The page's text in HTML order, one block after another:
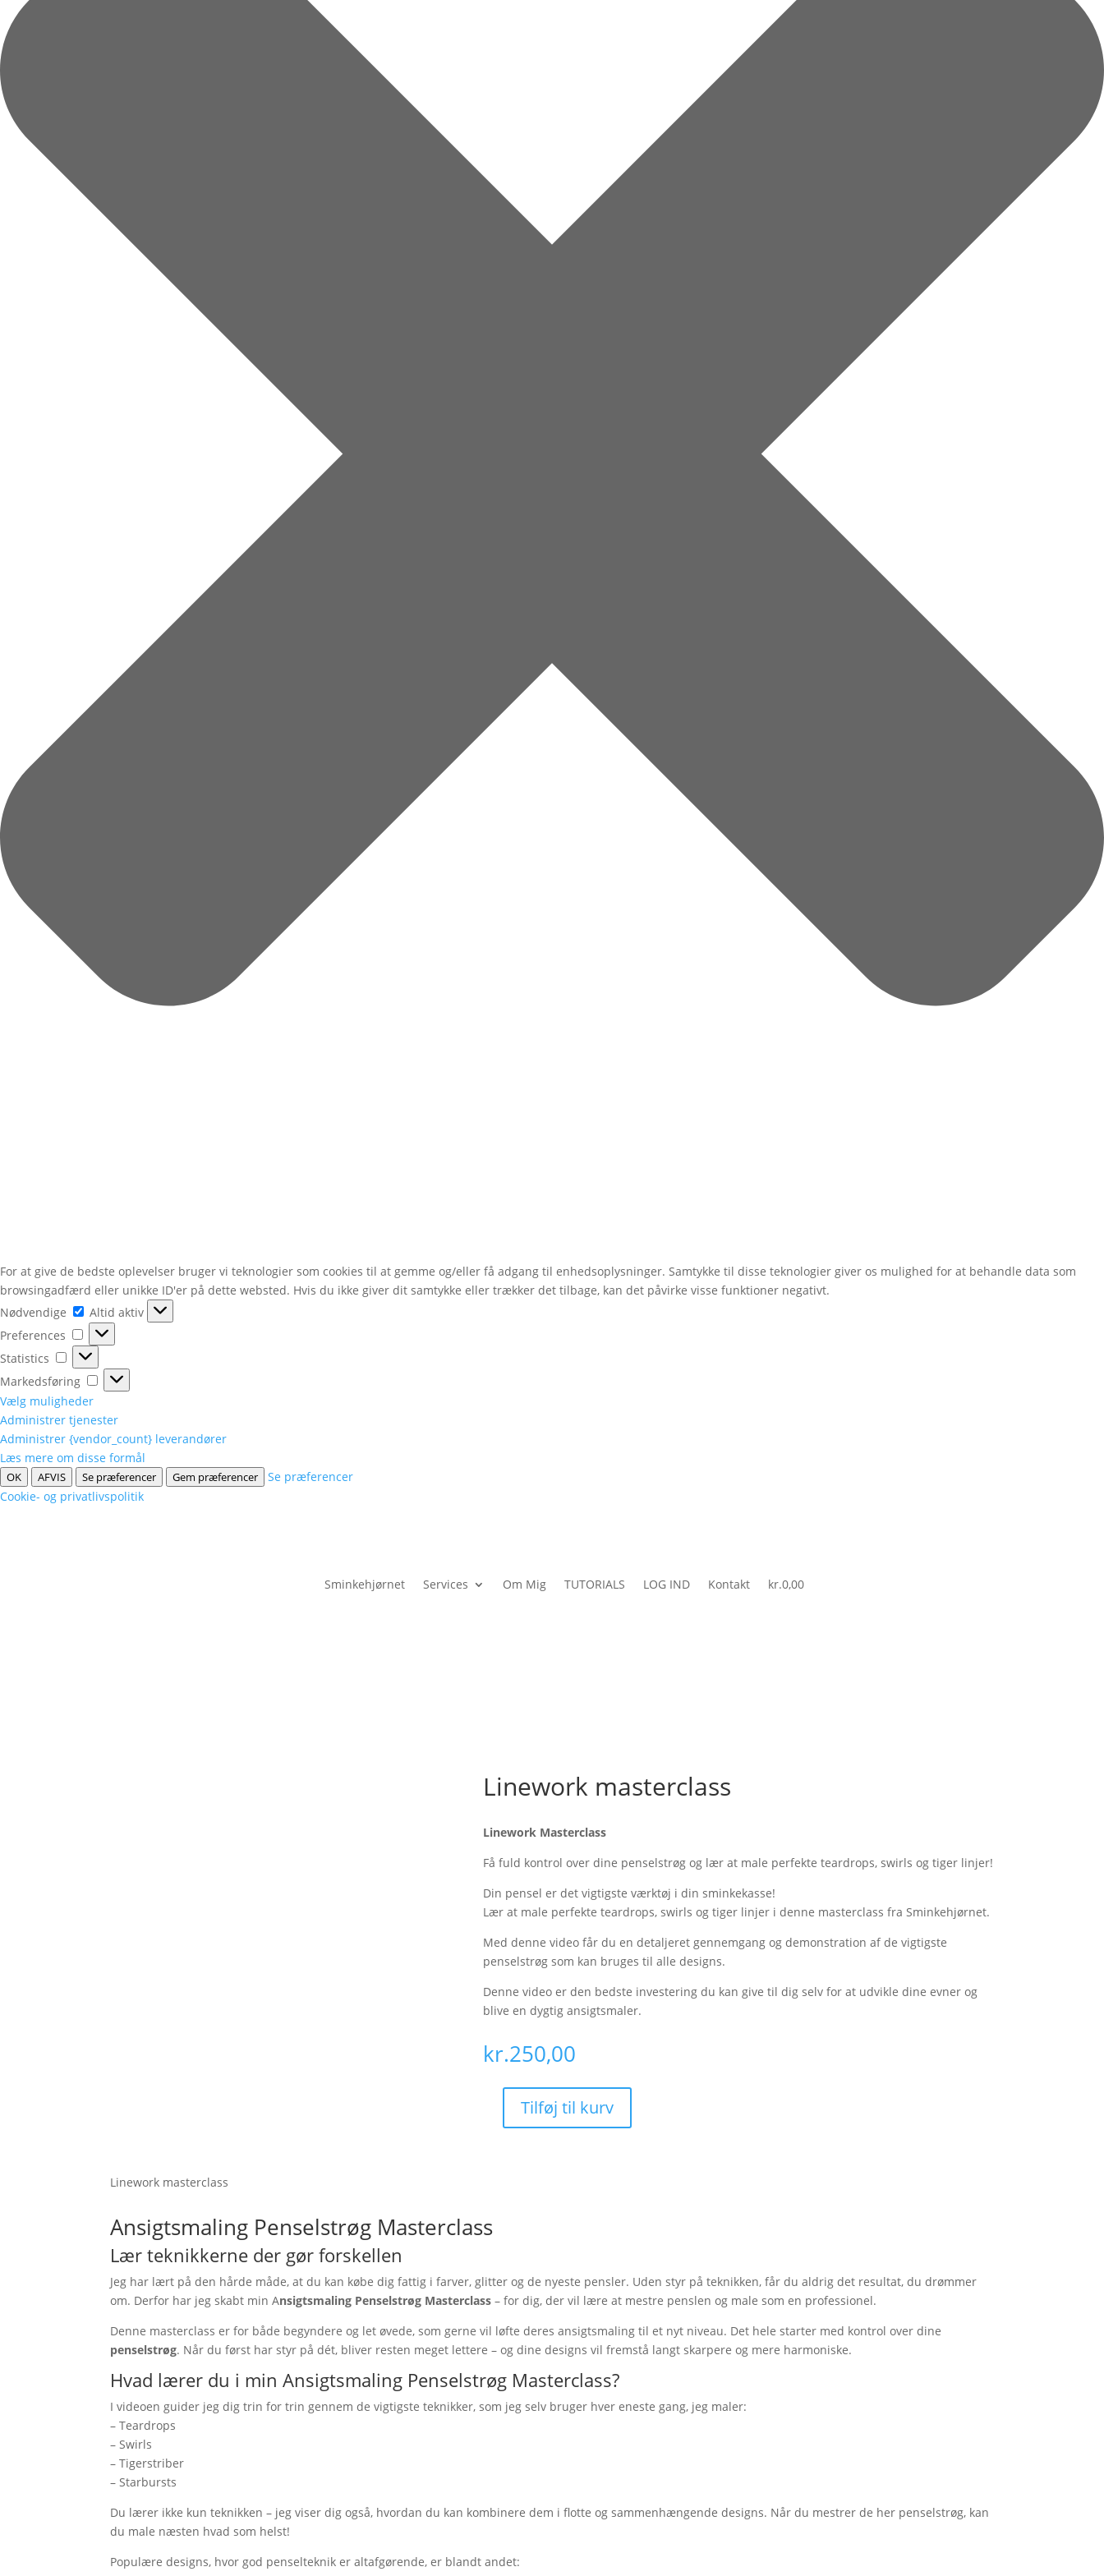
For at give de bedste oplevelser bruger vi teknologier som cookies til at gemme og/eller få adgang til enhedsoplysninger. Samtykke til disse teknologier giver os mulighed for at behandle data som
browsingadfærd eller unikke ID'er på dette websted. Hvis du ikke giver dit samtykke eller trækker det tilbage, kan det påvirke visse funktioner negativt.
Nødvendige
Nødvendige
Altid aktiv
Preferences
Preferences
Statistics
Statistics
Markedsføring
Markedsføring
Vælg muligheder
Administrer tjenester
Administrer {vendor_count} leverandører
Læs mere om disse formål
OK AFVIS Se præferencer Gem præferencer
Se præferencer
Cookie- og privatlivspolitik
Sminkehjørnet Services Om Mig TUTORIALS LOG IND Kontakt kr.0,00
Linework masterclass
Linework Masterclass
Få fuld kontrol over dine penselstrøg og lær at male perfekte teardrops, swirls og tiger linjer!
Din pensel er det vigtigste værktøj i din sminkekasse!
Lær at male perfekte teardrops, swirls og tiger linjer i denne masterclass fra Sminkehjørnet.
Med denne video får du en detaljeret gennemgang og demonstration af de vigtigste
penselstrøg som kan bruges til alle designs.
Denne video er den bedste investering du kan give til dig selv for at udvikle dine evner og
blive en dygtig ansigtsmaler.
kr.250,00
LineworkTilføj til kurv
Linework masterclass
Ansigtsmaling Penselstrøg Masterclass
Lær teknikkerne der gør forskellen
Jeg har lært på den hårde måde, at du kan købe dig fattig i farver, glitter og de nyeste pensler. Uden styr på teknikken, får du aldrig det resultat, du drømmer
om. Derfor har jeg skabt min Ansigtsmaling Penselstrøg Masterclass – for dig, der vil lære at mestre penslen og male som en professionel.
Denne masterclass er for både begyndere og let øvede, som gerne vil løfte deres ansigtsmaling til et nyt niveau. Det hele starter med kontrol over dine
penselstrøg. Når du først har styr på dét, bliver resten meget lettere – og dine designs vil fremstå langt skarpere og mere harmoniske.
Hvad lærer du i min Ansigtsmaling Penselstrøg Masterclass?
I videoen guider jeg dig trin for trin gennem de vigtigste teknikker, som jeg selv bruger hver eneste gang, jeg maler:
– Teardrops
– Swirls
– Tigerstriber
– Starbursts
Du lærer ikke kun teknikken – jeg viser dig også, hvordan du kan kombinere dem i flotte og sammenhængende designs. Når du mestrer de her penselstrøg, kan
du male næsten hvad som helst!
Populære designs, hvor god penselteknik er altafgørende, er blandt andet: